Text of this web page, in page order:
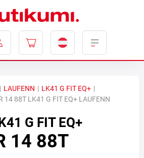
| LAUFENN | LK41 G FIT EQ+ |
14 88T LK41 G FIT EQ+ LAUFENN
G FIT EQ+
14 88T